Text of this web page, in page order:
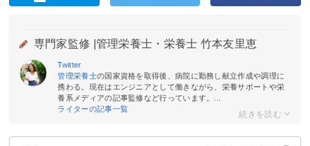
専門家監修 | 管理栄養士・栄養士 竹本友里恵
Twitter
管理栄養士の国家資格を取得後、病院に勤務し献立作成や調理に
携わる。現在はエンジニアとして働きながら、栄養サポートや栄
養系メディアの記事監修など行っています。...
ライターの記事一覧